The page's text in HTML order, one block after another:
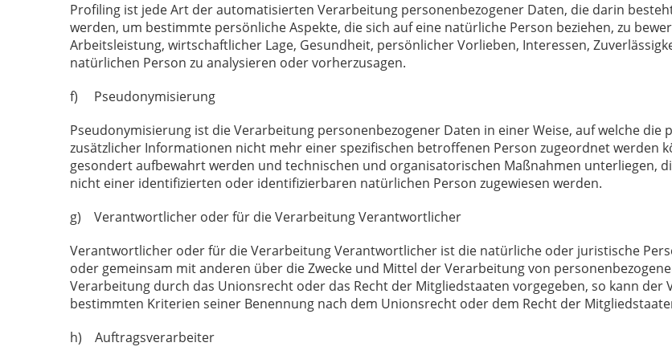
Profiling ist jede Art der automatisierten Verarbeitung personenbezogener Daten, die darin
werden, um bestimmte persönliche Aspekte, die sich auf eine natürliche Person beziehen, zu
Arbeitsleistung, wirtschaftlicher Lage, Gesundheit, persönlicher Vorlieben, Interessen,
natürlichen Person zu analysieren oder vorherzusagen.
f) Pseudonymisierung
Pseudonymisierung ist die Verarbeitung personenbezogener Daten in einer Weise, auf welche die
zusätzlicher Informationen nicht mehr einer spezifischen betroffenen Person zugeordnet werden
gesondert aufbewahrt werden und technischen und organisatorischen Maßnahmen unterliegen,
nicht einer identifizierten oder identifizierbaren natürlichen Person zugewiesen werden.
g) Verantwortlicher oder für die Verarbeitung Verantwortlicher
Verantwortlicher oder für die Verarbeitung Verantwortlicher ist die natürliche oder juristische
oder gemeinsam mit anderen über die Zwecke und Mittel der Verarbeitung von
Verarbeitung durch das Unionsrecht oder das Recht der Mitgliedstaaten vorgegeben, so kann der
bestimmten Kriterien seiner Benennung nach dem Unionsrecht oder dem Recht der
h) Auftragsverarbeiter